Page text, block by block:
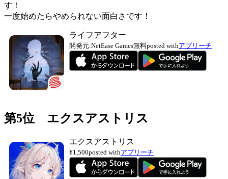
す！
一度始めたらやめられない面白さです！
ライフアフター
開発元:NetEase Games無料posted withアプリーチ
第5位 エクスアストリス
エクスアストリス
¥1,500posted withアプリーチ